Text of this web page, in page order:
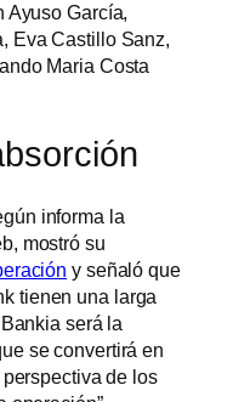
Ayuso García,
Eva Castillo Sanz,
Maria Costa
informa la
mostró su
y señaló que
tienen una larga
será la
se convertirá en
de los